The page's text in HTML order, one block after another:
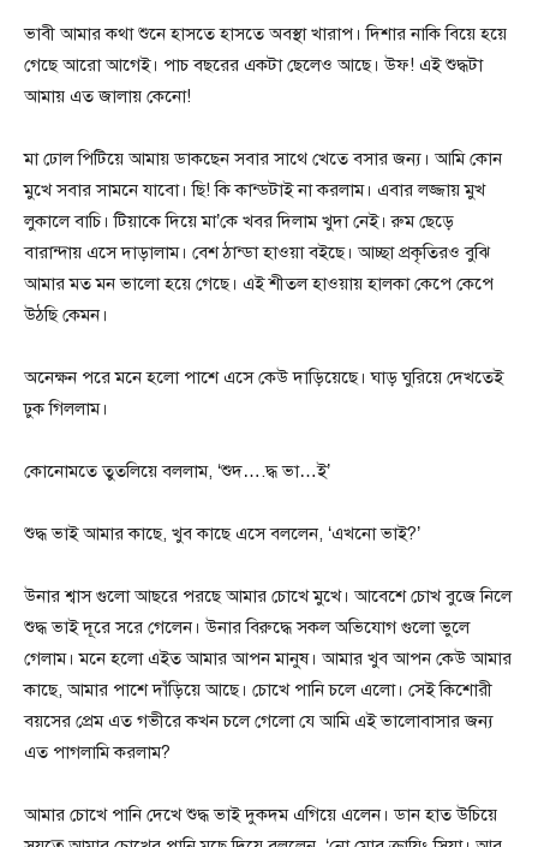
ভাবী আমার কথা শুনে হাসতে হাসতে অবস্থা খারাপ। দিশার নাকি বিয়ে হয়ে
গেছে আরো আগেই। পাচ বছরের একটা ছেলেও আছে। উফ! এই শুদ্ধটা
আমায় এত জালায় কেনো!
মা ঢোল পিটিয়ে আমায় ডাকছেন সবার সাথে খেতে বসার জন্য। আমি কোন
মুখে সবার সামনে যাবো। ছি! কি কান্ডটাই না করলাম। এবার লজ্জায় মুখ
লুকালে বাচি। টিয়াকে দিয়ে মা’কে খবর দিলাম খুদা নেই। রুম ছেড়ে
বারান্দায় এসে দাড়ালাম। বেশ ঠান্ডা হাওয়া বইছে। আচ্ছা প্রকৃতিরও বুঝি
আমার মত মন ভালো হয়ে গেছে। এই শীতল হাওয়ায় হালকা কেপে কেপে
উঠছি কেমন।
অনেক্ষন পরে মনে হলো পাশে এসে কেউ দাড়িয়েছে। ঘাড় ঘুরিয়ে দেখতেই
ঢুক গিললাম।
কোনোমতে তুতলিয়ে বললাম, ‘শুদ….দ্ধ ভা…ই’
শুদ্ধ ভাই আমার কাছে, খুব কাছে এসে বললেন, ‘এখনো ভাই?’
উনার শ্বাস গুলো আছরে পরছে আমার চোখে মুখে। আবেশে চোখ বুজে নিলে
শুদ্ধ ভাই দূরে সরে গেলেন। উনার বিরুদ্ধে সকল অভিযোগ গুলো ভুলে
গেলাম। মনে হলো এইত আমার আপন মানুষ। আমার খুব আপন কেউ আমার
কাছে, আমার পাশে দাঁড়িয়ে আছে। চোখে পানি চলে এলো। সেই কিশোরী
বয়সের প্রেম এত গভীরে কখন চলে গেলো যে আমি এই ভালোবাসার জন্য
এত পাগলামি করলাম?
আমার চোখে পানি দেখে শুদ্ধ ভাই দুকদম এগিয়ে এলেন। ডান হাত উচিয়ে